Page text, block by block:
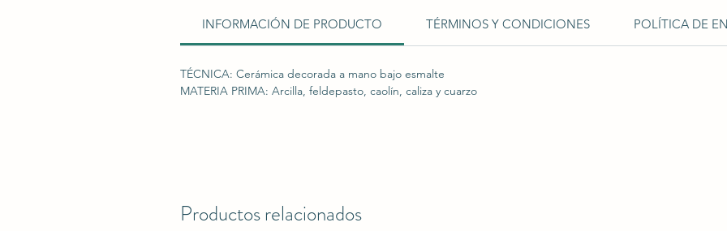
INFORMACIÓN DE PRODUCTO TÉRMINOS Y CONDICIONES POLÍTICA DE
TÉCNICA: Cerámica decorada a mano bajo esmalte
MATERIA PRIMA: Arcilla, feldepasto, caolín, caliza y cuarzo
Productos relacionados